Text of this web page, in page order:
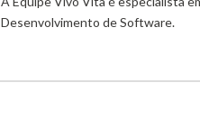
Desenvolvimento de Software.